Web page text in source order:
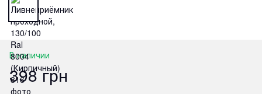
В наличии
398 грн